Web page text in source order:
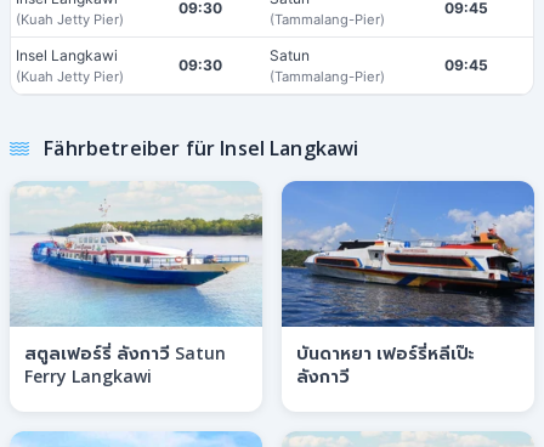
(Kuah Jetty Pier)
09:30
(Tammalang-Pier)
09:45
Insel Langkawi
(Kuah Jetty Pier)
09:30
Satun
(Tammalang-Pier)
09:45
Fährbetreiber für Insel Langkawi
สตูลเฟอร์รี่ ลังกาวี Satun
Ferry Langkawi
บันดาหยา เฟอร์รี่หลีเป๊ะ
ลังกาวี